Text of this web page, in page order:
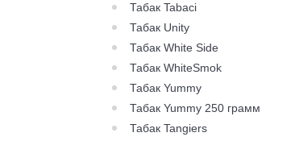
Табак Tabaci
Табак Unity
Табак White Side
Табак WhiteSmok
Табак Yummy
Табак Yummy 250 грамм
Табак Tangiers
Табак Orwell Strong
Тропик) - 100 грамм